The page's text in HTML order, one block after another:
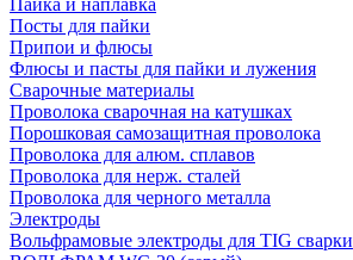
Пайка и наплавка
Посты для пайки
Припои и флюсы
Флюсы и пасты для пайки и лужения
Сварочные материалы
Проволока сварочная на катушках
Порошковая самозащитная проволока
Проволока для алюм. сплавов
Проволока для нерж. сталей
Проволока для черного металла
Электроды
Вольфрамовые электроды для TIG сварки